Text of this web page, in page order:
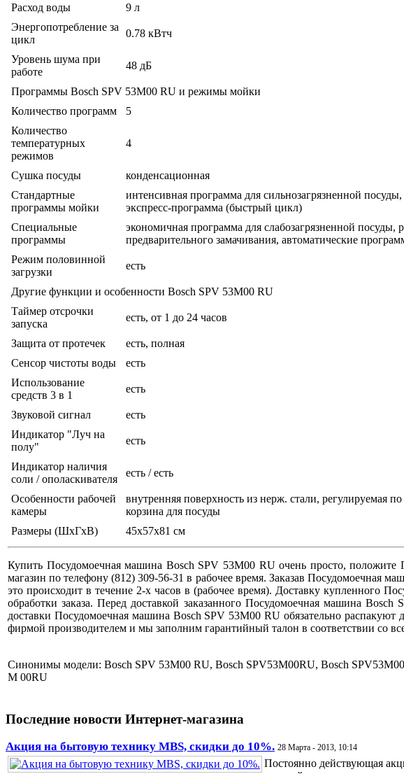
Расход воды
9 л
Энергопотребление за
цикл
0.78 кВтч
Уровень шума при
работе
48 дБ
Программы Bosch SPV 53M00 RU и режимы мойки
Количество программ
5
Количество
температурных
режимов
4
Сушка посуды
конденсационная
Стандартные
программы мойки
интенсивная программа для сильнозагрязненной посуды,
экспресс-программа (быстрый цикл)
Специальные
программы
экономичная программа для слабозагрязненной посуды,
предварительного замачивания, автоматические
Режим половинной
загрузки
есть
Другие функции и особенности Bosch SPV 53M00 RU
Таймер отсрочки
запуска
есть, от 1 до 24 часов
Защита от протечек
есть, полная
Сенсор чистоты воды
есть
Использование
средств 3 в 1
есть
Звуковой сигнал
есть
Индикатор "Луч на
полу"
есть
Индикатор наличия
соли / ополаскивателя
есть / есть
Особенности рабочей
камеры
внутренняя поверхность из нерж. стали, регулируемая
корзина для посуды
Размеры (ШхГхВ)
45x57x81 см
Купить Посудомоечная машина Bosch SPV 53M00 RU очень просто,
магазин по телефону (812) 309-56-31 в рабочее время. Заказав Посудомоечная
это происходит в течение 2-х часов в (рабочее время). Доставку купленного
обработки заказа. Перед доставкой заказанного Посудомоечная машина
доставки Посудомоечная машина Bosch SPV 53M00 RU обязательно
фирмой производителем и мы заполним гарантийный талон в соответствии со
Синонимы модели: Bosch SPV 53M00 RU, Bosch SPV53M00RU, Bosch
M 00RU
Последние новости Интернет-магазина
Акция на бытовую технику MBS, скидки до 10%. 28 Марта - 2013, 10:14
Постоянно действующая